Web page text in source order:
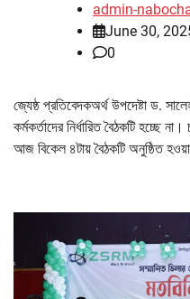
admin-
June 30,
0
জ্যেষ্ঠ প্রতিবেদকঅর্থ উপদেষ্টা ড.
কর্মকর্তাদের নির্ধারিত বৈঠকটি হচ্ছে
আজ বিকেল ৪টায় বৈঠকটি অনুষ্ঠিত